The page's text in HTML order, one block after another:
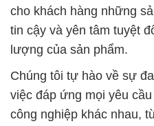
cho khách hàng những
tin cậy và yên tâm tuyệt
lượng của sản phẩm.
Chúng tôi tự hào về sự
việc đáp ứng mọi yêu
công nghiệp khác nhau,